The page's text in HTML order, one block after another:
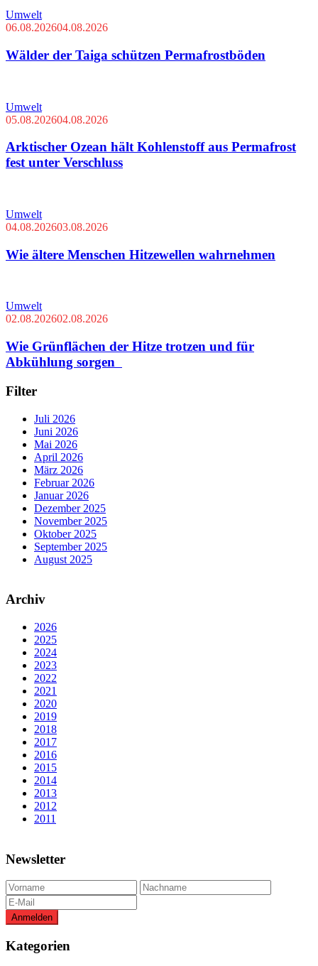
Umwelt
06.08.202604.08.2026
Wälder der Taiga schützen Permafrostböden
Umwelt
05.08.202604.08.2026
Arktischer Ozean hält Kohlenstoff aus Permafrost
fest unter Verschluss
Umwelt
04.08.202603.08.2026
Wie ältere Menschen Hitzewellen wahrnehmen
Umwelt
02.08.202602.08.2026
Wie Grünflächen der Hitze trotzen und für
Abkühlung sorgen
Filter
Juli 2026
Juni 2026
Mai 2026
April 2026
März 2026
Februar 2026
Januar 2026
Dezember 2025
November 2025
Oktober 2025
September 2025
August 2025
Archiv
2026
2025
2024
2023
2022
2021
2020
2019
2018
2017
2016
2015
2014
2013
2012
2011
Newsletter
Kategorien